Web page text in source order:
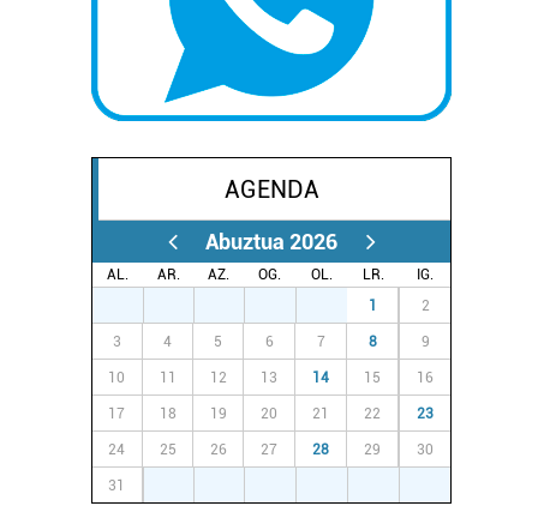
AGENDA
Abuztua 2026
AL. AR. AZ. OG. OL. LR.
IG.
1 2
3 4 5 6 7 8 9
10 11 12 13 14 15 16
17 18 19 20 21 22 23
24 25 26 27 28 29 30
31